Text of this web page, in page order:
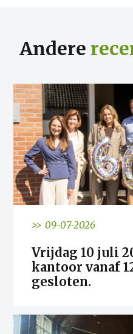
Andere
>> 09-07-2026
Vrijdag 10 juli
kantoor vanaf
gesloten.